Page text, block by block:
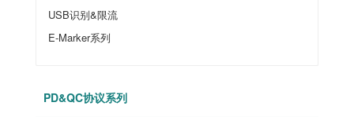
USB识别&限流
E-Marker系列
PD&QC协议系列